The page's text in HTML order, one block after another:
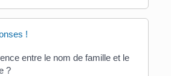
!
entre le nom de famille et le
?